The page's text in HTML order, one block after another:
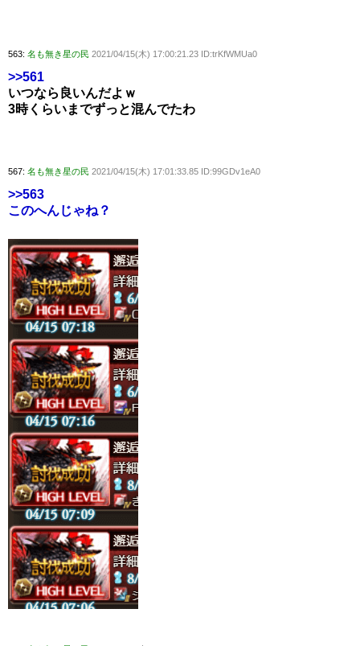
563: 名も無き星の民 2021/04/15(木) 17:00:21.23 ID:trKfWMUa0
>>561
いつなら良いんだよｗ
3時くらいまでずっと混んでたわ
567: 名も無き星の民 2021/04/15(木) 17:01:33.85 ID:99GDv1eA0
>>563
このへんじゃね？